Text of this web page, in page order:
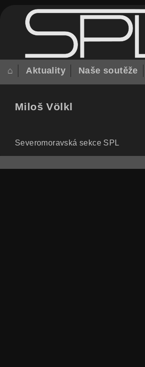
⌂ Aktuality Naše soutěže
Miloš Völkl
Severomoravská sekce SPL